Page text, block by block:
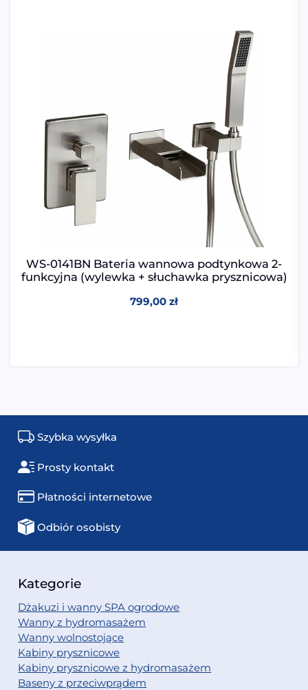
WS-0141BN Bateria wannowa podtynkowa 2-
funkcyjna (wylewka + słuchawka prysznicowa)
799,00zł
Szybka wysyłka
Prosty kontakt
Płatności internetowe
Odbiór osobisty
Kategorie
Dżakuzi i wanny SPA ogrodowe
Wanny z hydromasażem
Wanny wolnostojące
Kabiny prysznicowe
Kabiny prysznicowe z hydromasażem
Baseny z przeciwprądem